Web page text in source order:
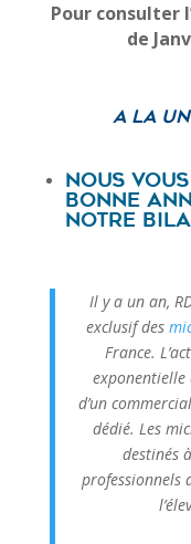
Pour consulter
de
A la
Nous
bonne
notre
Il y a un an,
exclusif des
France.
exponentielle
d’un
dédié. Les
destinés
professionnels